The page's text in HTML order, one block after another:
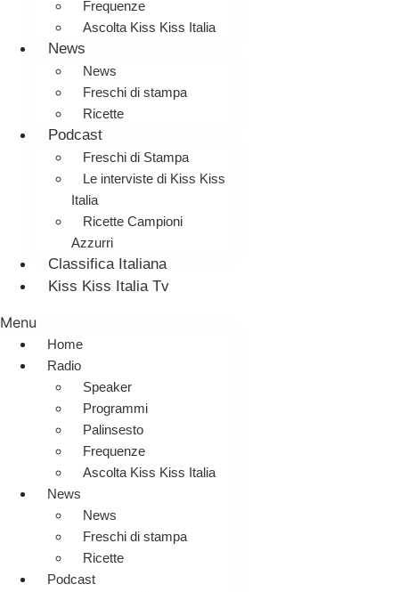
Frequenze
Ascolta Kiss Kiss Italia
News
News
Freschi di stampa
Ricette
Podcast
Freschi di Stampa
Le interviste di Kiss Kiss
Italia
Ricette Campioni
Azzurri
Classifica Italiana
Kiss Kiss Italia Tv
Menu
Home
Radio
Speaker
Programmi
Palinsesto
Frequenze
Ascolta Kiss Kiss Italia
News
News
Freschi di stampa
Ricette
Podcast